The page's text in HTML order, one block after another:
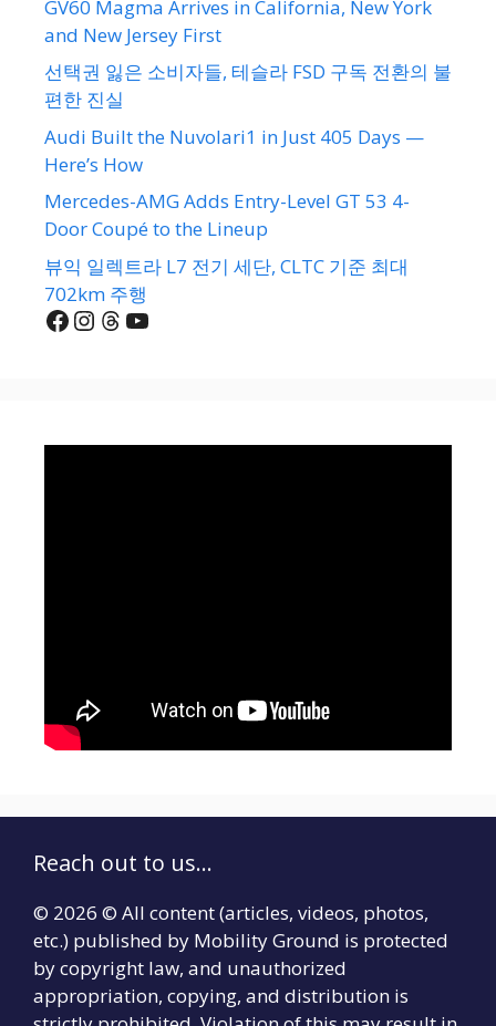
GV60 Magma Arrives in California, New York
and New Jersey First
선택권 잃은 소비자들, 테슬라 FSD 구독 전환의 불
편한 진실
Audi Built the Nuvolari1 in Just 405 Days —
Here’s How
Mercedes-AMG Adds Entry-Level GT 53 4-
Door Coupé to the Lineup
뷰익 일렉트라 L7 전기 세단, CLTC 기준 최대
702km 주행
Facebook
Instagram
Threads
YouTube
Reach out to us...
© 2026 © All content (articles, videos, photos,
etc.) published by Mobility Ground is protected
by copyright law, and unauthorized
appropriation, copying, and distribution is